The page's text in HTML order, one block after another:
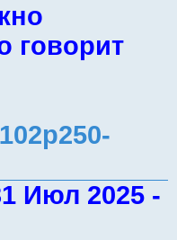
говорит
Июл 2025 -